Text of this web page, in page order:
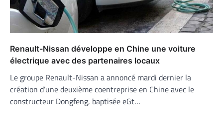
Renault-Nissan développe en Chine une voiture
électrique avec des partenaires locaux
Le groupe Renault-Nissan a annoncé mardi dernier la
création d’une deuxième coentreprise en Chine avec le
constructeur Dongfeng, baptisée eGt…